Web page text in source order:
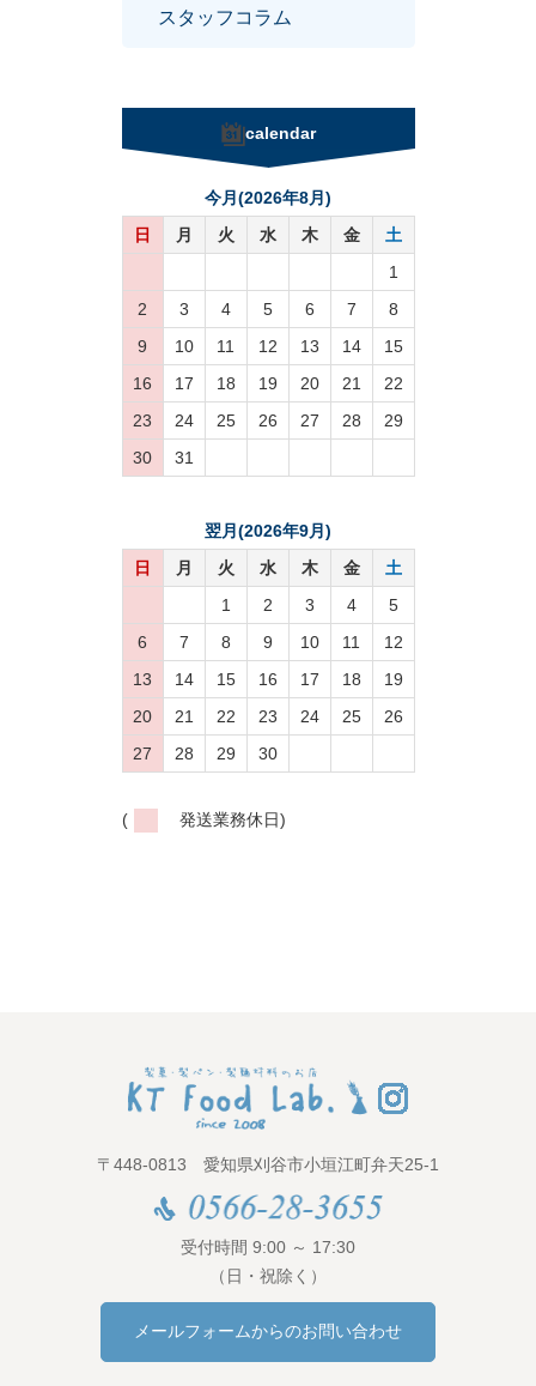
スタッフコラム
calendar
今月(2026年8月)
日
月 火 水 木 金
土
1
2
3 4 5 6 7
8
9
10 11 12 13 14
15
16
17 18 19 20 21
22
23
24 25 26 27 28
29
30
31
翌月(2026年9月)
日
月 火 水 木 金
土
1
2 3 4
5
6
7 8 9 10 11
12
13
14 15 16 17 18
19
20
21 22 23 24 25
26
27
28 29 30
( 発送業務休日)
〒448-0813 愛知県刈谷市小垣江町弁天25-1
受付時間 9:00 ～ 17:30
（日・祝除く）
メールフォームからのお問い合わせ